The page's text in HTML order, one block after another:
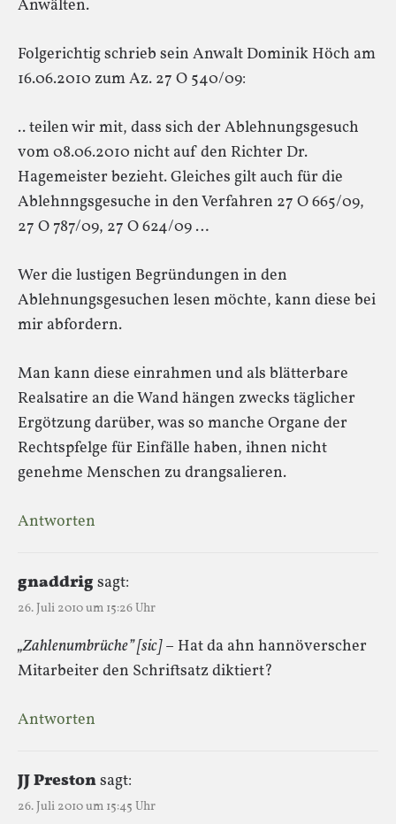
Anwälten.
Folgerichtig schrieb sein Anwalt Dominik Höch am
16.06.2010 zum Az. 27 O 540/09:
.. teilen wir mit, dass sich der Ablehnungsgesuch
vom 08.06.2010 nicht auf den Richter Dr.
Hagemeister bezieht. Gleiches gilt auch für die
Ablehnngsgesuche in den Verfahren 27 O 665/09,
27 O 787/09, 27 O 624/09 …
Wer die lustigen Begründungen in den
Ablehnungsgesuchen lesen möchte, kann diese bei
mir abfordern.
Man kann diese einrahmen und als blätterbare
Realsatire an die Wand hängen zwecks täglicher
Ergötzung darüber, was so manche Organe der
Rechtspfelge für Einfälle haben, ihnen nicht
genehme Menschen zu drangsalieren.
Antworten
gnaddrigsagt:
26. Juli 2010 um 15:26 Uhr
„Zahlenumbrüche” [sic]– Hat da ahn hannöverscher
Mitarbeiter den Schriftsatz diktiert?
Antworten
JJ Prestonsagt:
26. Juli 2010 um 15:45 Uhr